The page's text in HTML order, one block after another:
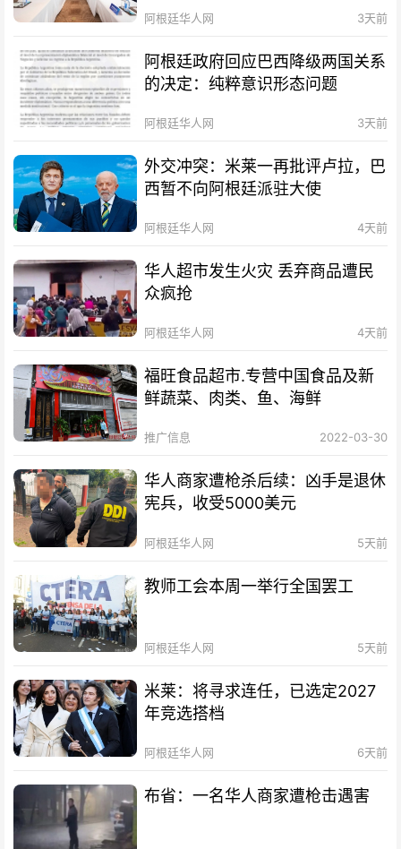
阿根廷华人网 3天前
阿根廷政府回应巴西降级两国关系
的决定：纯粹意识形态问题
阿根廷华人网 3天前
外交冲突：米莱一再批评卢拉，巴
西暂不向阿根廷派驻大使
阿根廷华人网 4天前
华人超市发生火灾 丢弃商品遭民
众疯抢
阿根廷华人网 4天前
福旺食品超市.专营中国食品及新
鲜蔬菜、肉类、鱼、海鲜
推广信息 2022-03-30
华人商家遭枪杀后续：凶手是退休
宪兵，收受5000美元
阿根廷华人网 5天前
教师工会本周一举行全国罢工
阿根廷华人网 5天前
米莱：将寻求连任，已选定2027
年竞选搭档
阿根廷华人网 6天前
布省：一名华人商家遭枪击遇害